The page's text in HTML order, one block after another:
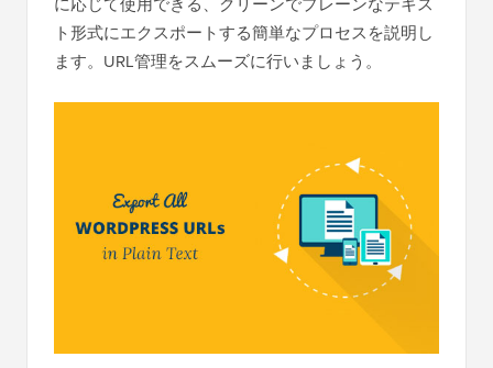
ト形式にエクスポートする簡単なプロセスを説明し
ます。URL管理をスムーズに行いましょう。